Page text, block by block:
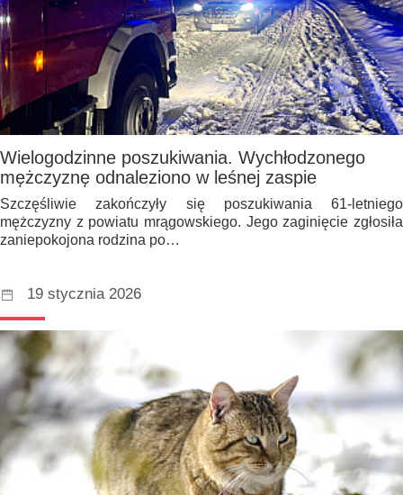
Wielogodzinne poszukiwania. Wychłodzonego
mężczyznę odnaleziono w leśnej zaspie
Szczęśliwie zakończyły się poszukiwania 61-letniego
mężczyzny z powiatu mrągowskiego. Jego zaginięcie zgłosiła
zaniepokojona rodzina po…
19 stycznia 2026